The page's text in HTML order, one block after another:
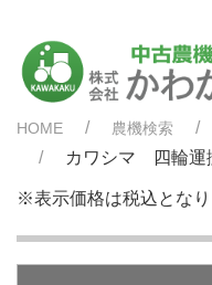
HOME 農機検索
カワシマ 四輪
※表示価格は税込となり